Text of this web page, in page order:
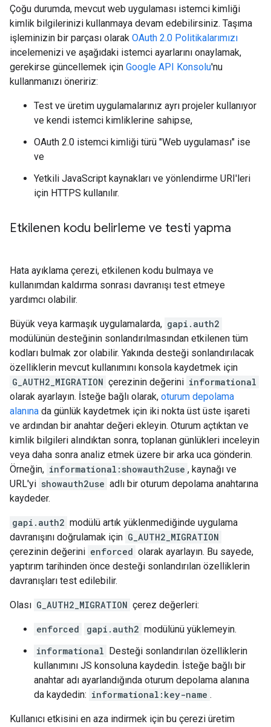
Çoğu durumda, mevcut web uygulaması istemci kimliği
kimlik bilgilerinizi kullanmaya devam edebilirsiniz. Taşıma
işleminizin bir parçası olarak OAuth 2.0 Politikalarımızı
incelemenizi ve aşağıdaki istemci ayarlarını onaylamak,
gerekirse güncellemek için Google API Konsolu'nu
kullanmanızı öneririz:
Test ve üretim uygulamalarınız ayrı projeler kullanıyor
ve kendi istemci kimliklerine sahipse,
OAuth 2.0 istemci kimliği türü "Web uygulaması" ise
ve
Yetkili JavaScript kaynakları ve yönlendirme URI'leri
için HTTPS kullanılır.
Etkilenen kodu belirleme ve testi yapma
Hata ayıklama çerezi, etkilenen kodu bulmaya ve
kullanımdan kaldırma sonrası davranışı test etmeye
yardımcı olabilir.
Büyük veya karmaşık uygulamalarda, gapi.auth2
modülünün desteğinin sonlandırılmasından etkilenen tüm
kodları bulmak zor olabilir. Yakında desteği sonlandırılacak
özelliklerin mevcut kullanımını konsola kaydetmek için
G_AUTH2_MIGRATION çerezinin değerini informational
olarak ayarlayın. İsteğe bağlı olarak, oturum depolama
alanına da günlük kaydetmek için iki nokta üst üste işareti
ve ardından bir anahtar değeri ekleyin. Oturum açtıktan ve
kimlik bilgileri alındıktan sonra, toplanan günlükleri inceleyin
veya daha sonra analiz etmek üzere bir arka uca gönderin.
Örneğin, informational:showauth2use , kaynağı ve
URL'yi showauth2use adlı bir oturum depolama anahtarına
kaydeder.
gapi.auth2 modülü artık yüklenmediğinde uygulama
davranışını doğrulamak için G_AUTH2_MIGRATION
çerezinin değerini enforced olarak ayarlayın. Bu sayede,
yaptırım tarihinden önce desteği sonlandırılan özelliklerin
davranışları test edilebilir.
Olası G_AUTH2_MIGRATION çerez değerleri:
enforced gapi.auth2 modülünü yüklemeyin.
informational Desteği sonlandırılan özelliklerin
kullanımını JS konsoluna kaydedin. İsteğe bağlı bir
anahtar adı ayarlandığında oturum depolama alanına
da kaydedin: informational:key-name .
Kullanıcı etkisini en aza indirmek için bu çerezi üretim